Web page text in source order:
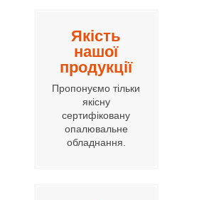
Якість
нашої
продукції
Пропонуємо тільки
якісну
сертифіковану
опалювальне
обладнання.